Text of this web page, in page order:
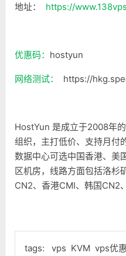
地址： https://
优惠码： hostyun
网络测试： https://
HostYun 是成立于2008年
组织，主打低价、支持月付
数据中心可选中国香港、美
区机房，线路方面包括洛杉
CN2、香港CMI、韩国CN2
tags: vps KVM vps优惠